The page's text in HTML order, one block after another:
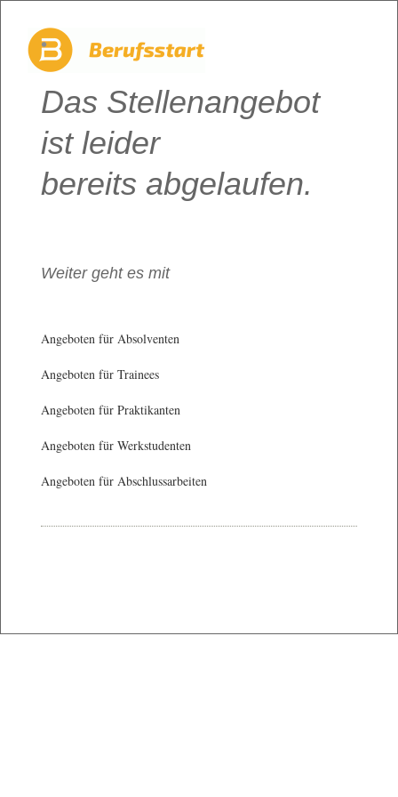
Das Stellenangebot
ist leider
bereits abgelaufen.
Weiter geht es mit
Angeboten für Absolventen
Angeboten für Trainees
Angeboten für Praktikanten
Angeboten für Werkstudenten
Angeboten für Abschlussarbeiten